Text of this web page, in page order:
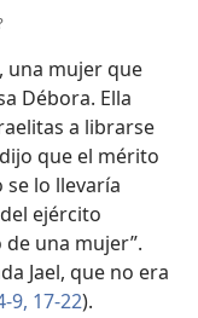
una mujer que
Débora. Ella
a librarse
que el mérito
lo llevaría
ejército
de una mujer”.
Jael, que no era
9, 17-22).